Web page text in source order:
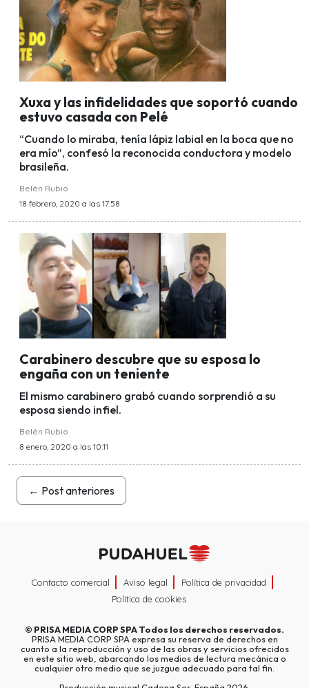
Xuxa y las infidelidades que soportó cuando
estuvo casada con Pelé
“Cuando lo miraba, tenía lápiz labial en la boca que no
era mío”, confesó la reconocida conductora y modelo
brasileña.
Belén Rubio
18 febrero, 2020 a las 17:58
Carabinero descubre que su esposa lo
engaña con un teniente
El mismo carabinero grabó cuando sorprendió a su
esposa siendo infiel.
Belén Rubio
8 enero, 2020 a las 10:11
← Post anteriores
Contacto comercial Aviso legal
Política de privacidad
Política de cookies
© PRISA MEDIA CORP SPATodos los derechos reservados.
PRISA MEDIA CORP SPA expresa su reserva de derechos en
cuanto a la reproducción y uso de las obras y servicios ofrecidos
en este sitio web, abarcando los medios de lectura mecánica o
cualquier otro medio que se juzgue adecuado para tal fin.